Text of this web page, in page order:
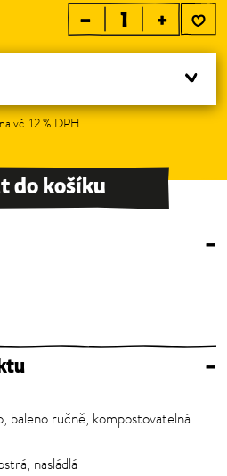
– +
vč. 12 % DPH
do košíku
–
–
baleno ručně, kompostovatelná
nasládlá